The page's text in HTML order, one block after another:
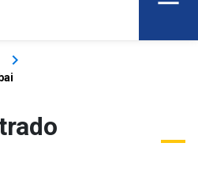
keyboard_arrow_right